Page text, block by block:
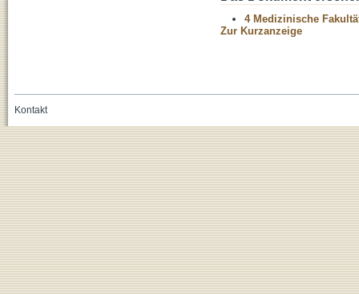
4 Medizinische
Zur Kurzanzeige
Kontakt